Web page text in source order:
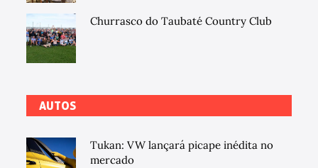
Churrasco do Taubaté Country Club
AUTOS
Tukan: VW lançará picape inédita no
mercado